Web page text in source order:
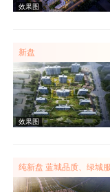
新盘
纯新盘 蓝城品质、绿城